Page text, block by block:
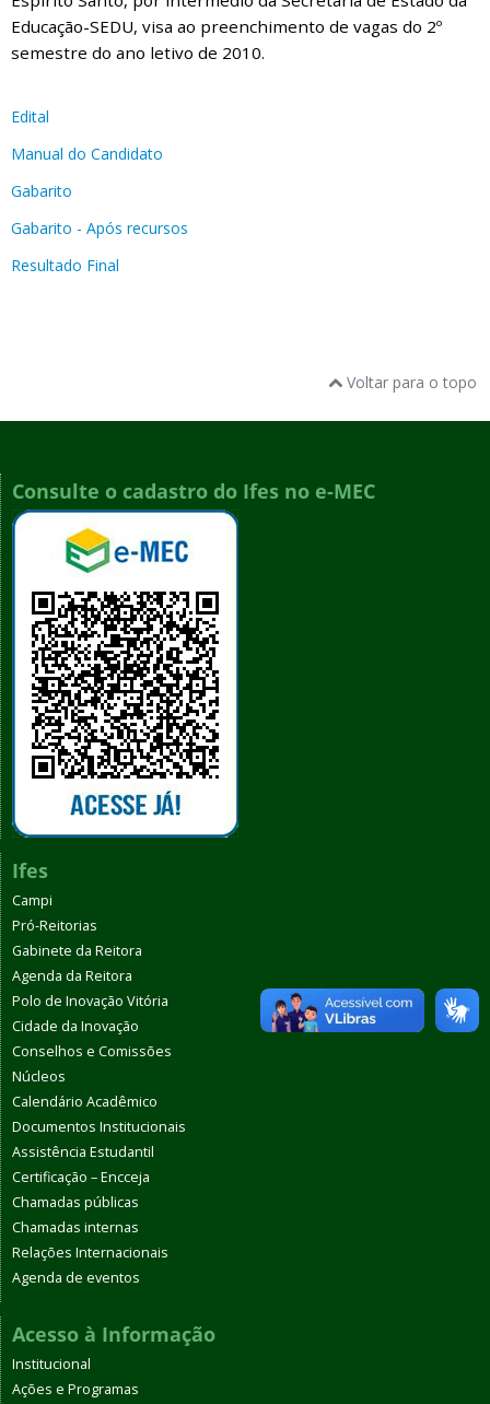
Educação-SEDU, visa ao preenchimento de vagas do 2º
semestre do ano letivo de 2010.
Edital
Manual do Candidato
Gabarito
Gabarito - Após recursos
Resultado Final
Voltar para o topo
Consulte o cadastro do Ifes no e-MEC
Ifes
Campi
Pró-Reitorias
Gabinete da Reitora
Agenda da Reitora
Polo de Inovação Vitória
Cidade da Inovação
Conselhos e Comissões
Núcleos
Calendário Acadêmico
Documentos Institucionais
Assistência Estudantil
Certificação – Encceja
Chamadas públicas
Chamadas internas
Relações Internacionais
Agenda de eventos
Acesso à Informação
Institucional
Ações e Programas